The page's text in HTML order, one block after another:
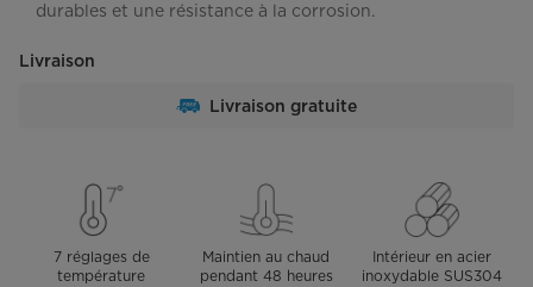
durables et une résistance à la corrosion.
Livraison
Livraison gratuite
7 réglages de
température
Maintien au chaud
pendant 48 heures
Intérieur en acier
inoxydable SUS304